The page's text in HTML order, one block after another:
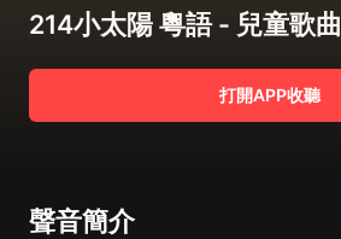
214小太陽 粵語 - 兒童歌曲
打開APP收聽
聲音簡介